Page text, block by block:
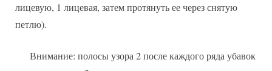
лицевую, 1 лицевая, затем протянуть ее через снятую
петлю).
Внимание: полосы узора 2 после каждого ряда убавок